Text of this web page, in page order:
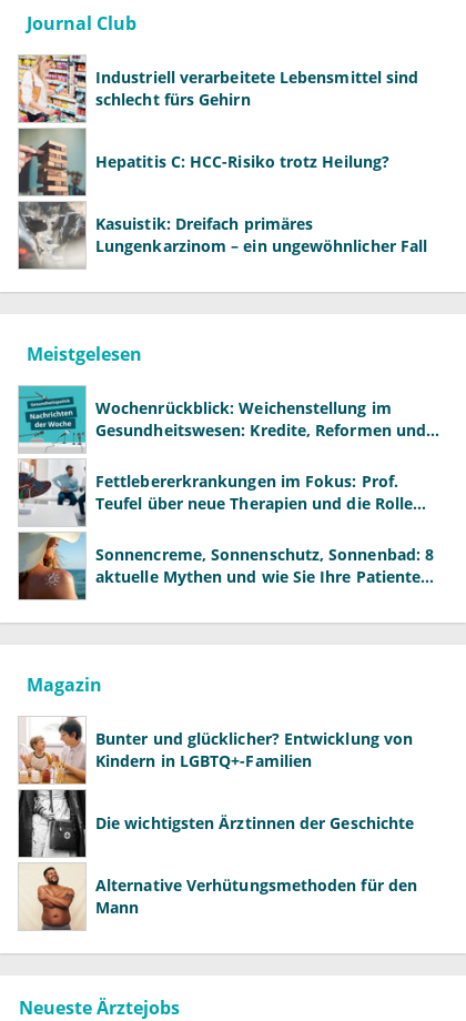
Journal Club
Industriell verarbeitete Lebensmittel sind
schlecht fürs Gehirn
Hepatitis C: HCC-Risiko trotz Heilung?
Kasuistik: Dreifach primäres
Lungenkarzinom – ein ungewöhnlicher Fall
Meistgelesen
Wochenrückblick: Weichenstellung im
Gesundheitswesen: Kredite, Reformen und
Fettlebererkrankungen im Fokus: Prof.
Teufel über neue Therapien und die Rolle
Sonnencreme, Sonnenschutz, Sonnenbad: 8
aktuelle Mythen und wie Sie Ihre Patienten
Magazin
Bunter und glücklicher? Entwicklung von
Kindern in LGBTQ+-Familien
Die wichtigsten Ärztinnen der Geschichte
Alternative Verhütungsmethoden für den
Mann
Neueste Ärztejobs